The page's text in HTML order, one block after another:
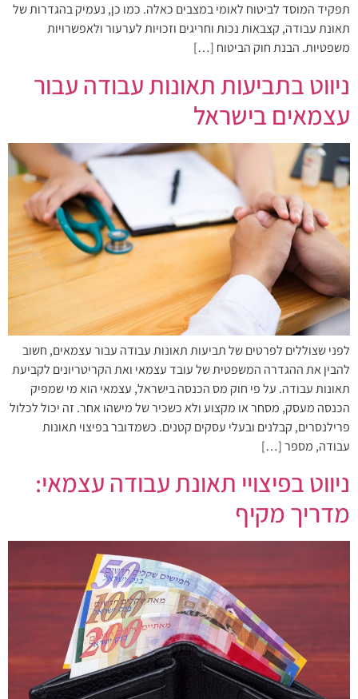
תפקיד המוסד לביטוח לאומי במצבים כאלה. כמו כן, נעמיק בהגדרות של
תאונת עבודה, קצבאות נכות וחריגים וזכויות לערעור ולאפשרויות
משפטיות. הבנת חוק הביטוח […]
ניווט בתביעות תאונות עבודה עבור
עצמאים בישראל
לפני שצוללים לפרטים של תביעות תאונות עבודה עבור עצמאים, חשוב
להבין את ההגדרה המשפטית של עובד עצמאי ואת הקריטריונים לקביעת
תאונות עבודה. על פי חוק מס הכנסה בישראל, עצמאי הוא מי שמפיק
הכנסה מעסק, מסחר או מקצוע ולא כשכיר של מישהו אחר. זה יכול לכלול
פרילנסרים, קבלנים ובעלי עסקים קטנים. כשמדובר בפיצוי תאונות
עבודה, מספר […]
ניווט בפיצויי תאונת עבודה עצמאי:
מדריך מקיף